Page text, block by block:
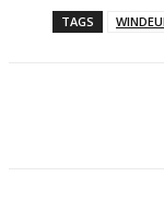
TAGS